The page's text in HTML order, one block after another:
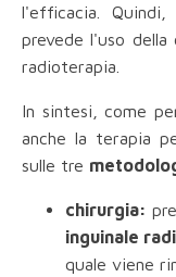
l'efficacia.
prevede l'uso della
radioterapia.
In sintesi, come
anche la terapia
sulle tre
chirurgia:
inguinale
quale viene